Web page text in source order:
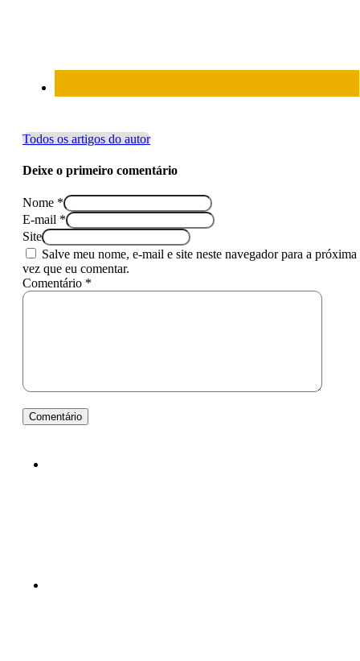
Todos os artigos do autor
Deixe o primeiro comentário
Nome *
E-mail *
Site
Salve meu nome, e-mail e site neste navegador para a próxima
vez que eu comentar.
Comentário *